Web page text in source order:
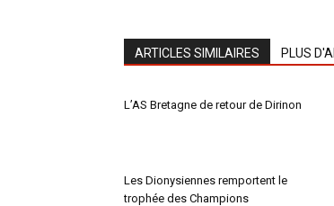
ARTICLES SIMILAIRES PLUS
L’AS Bretagne de retour de Dirinon
Les Dionysiennes remportent le
trophée des Champions